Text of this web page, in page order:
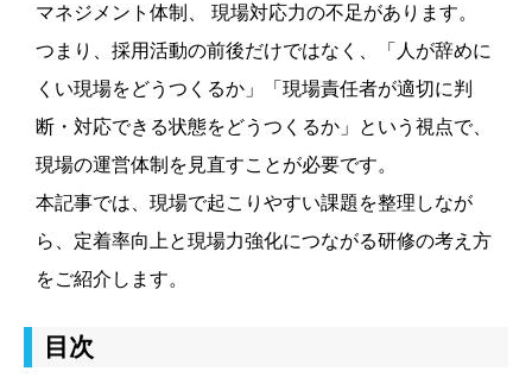
マネジメント体制、 現場対応力の不足があります。
つまり、採用活動の前後だけではなく、「人が辞めに
くい現場をどうつくるか」「現場責任者が適切に判
断・対応できる状態をどうつくるか」という視点で、
現場の運営体制を見直すことが必要です。
本記事では、現場で起こりやすい課題を整理しなが
ら、定着率向上と現場力強化につながる研修の考え方
をご紹介します。
目次